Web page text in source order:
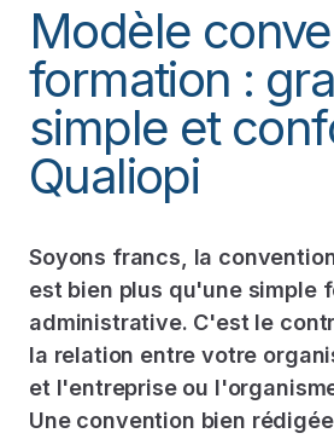
Modèle
formation :
simple et
Qualiopi
Soyons francs, la
est bien plus qu'une simple
administrative. C'est le
la relation entre votre
et l'entreprise ou
Une convention bien